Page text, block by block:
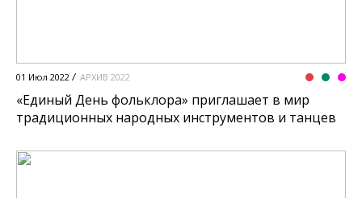
01 Июл 2022 АРХИВ 2022
«Единый День фольклора» приглашает в мир
традиционных народных инструментов и танцев